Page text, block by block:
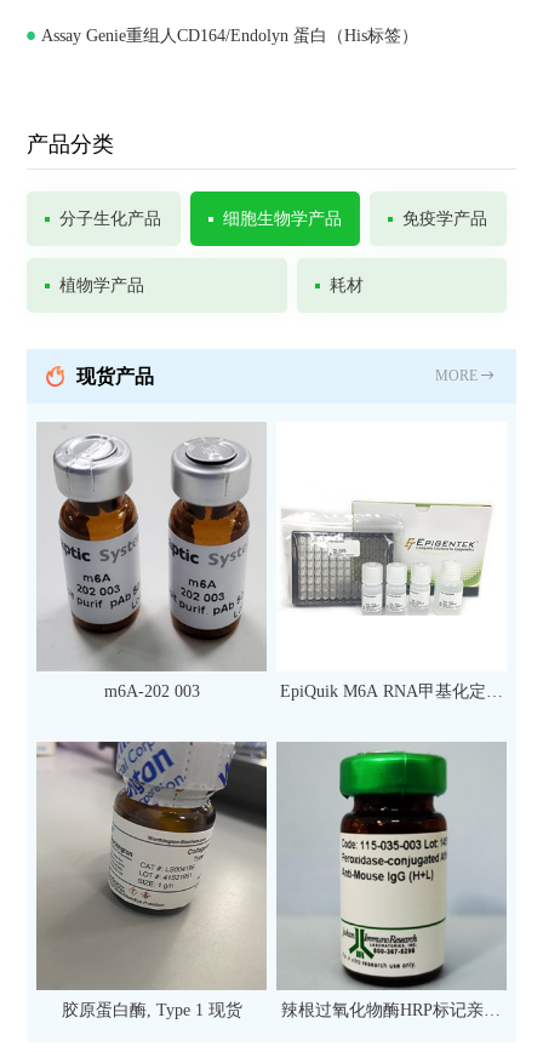
Assay Genie重组人CD164/Endolyn 蛋白（His标签）
产品分类
分子生化产品 细胞生物学产品 免疫学产品
植物学产品 耗材
现货产品 MORE
m6A-202 003
EpiQuik M6A RNA甲基化定量
次）
胶原蛋白酶, Type 1 现货
辣根过氧化物酶HRP标记亲和